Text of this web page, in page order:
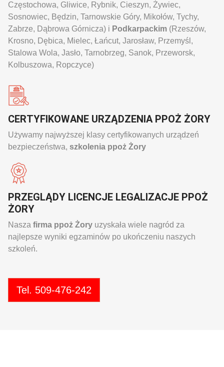
Częstochowa, Gliwice, Rybnik, Cieszyn, Żywiec,
Sosnowiec, Będzin, Tarnowskie Góry, Mikołów, Tychy,
Zabrze, Dąbrowa Górnicza) i Podkarpackim (Rzeszów,
Krosno, Dębica, Mielec, Łańcut, Jarosław, Przemyśl,
Stalowa Wola, Jasło, Tarnobrzeg, Sanok, Przeworsk,
Kolbuszowa, Ropczyce)
CERTYFIKOWANE URZĄDZENIA PPOŻ ŻORY
Używamy najwyższej klasy certyfikowanych urządzeń
bezpieczeństwa, szkolenia ppoż Żory
PRZEGLĄDY LICENCJE LEGALIZACJE PPOŻ
ŻORY
Nasza firma ppoż Żory uzyskała wiele nagród za
najlepsze wyniki egzaminów po ukończeniu naszych
szkoleń.
Tel. 509-476-242